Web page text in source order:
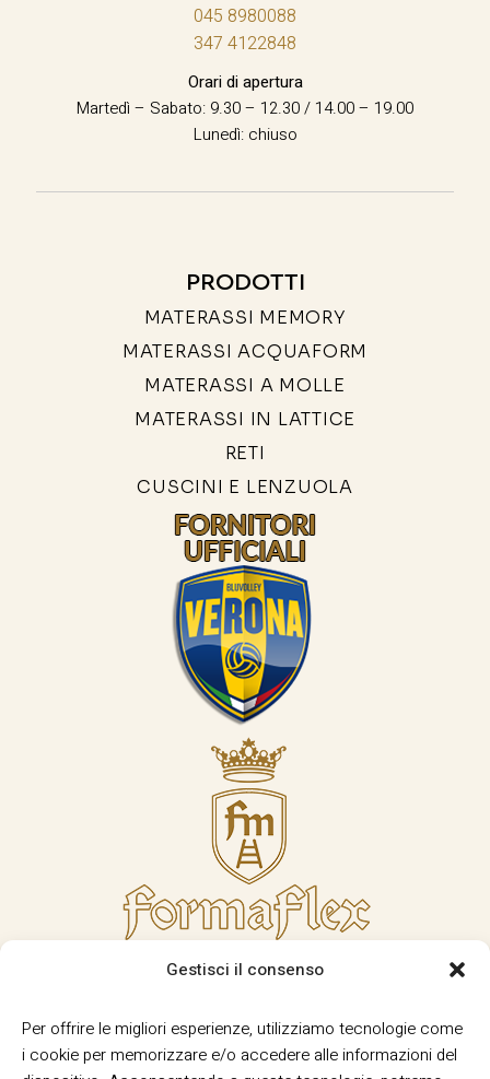
Gestisci il consenso
Per offrire le migliori esperienze, utilizziamo tecnologie come
i cookie per memorizzare e/o accedere alle informazioni del
045 8980088
347 4122848
Orari di apertura
Martedì – Sabato: 9.30 – 12.30 / 14.00 – 19.00
Lunedì: chiuso
PRODOTTI
MATERASSI MEMORY
MATERASSI ACQUAFORM
MATERASSI A MOLLE
MATERASSI IN LATTICE
RETI
CUSCINI E LENZUOLA